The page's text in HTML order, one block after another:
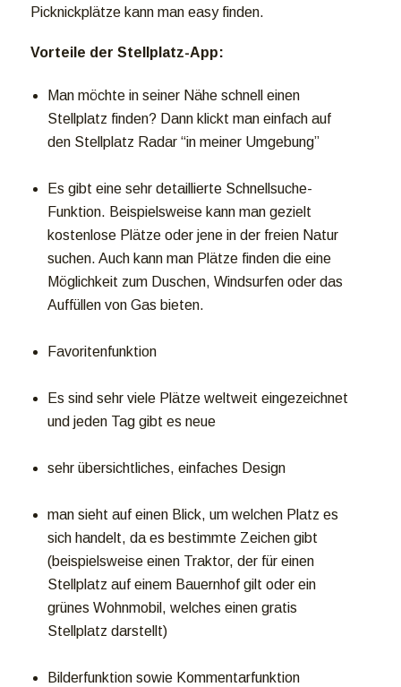
Picknickplätze kann man easy finden.
Vorteile der Stellplatz-App:
Man möchte in seiner Nähe schnell einen
Stellplatz finden? Dann klickt man einfach auf
den Stellplatz Radar “in meiner Umgebung”
Es gibt eine sehr detaillierte Schnellsuche-
Funktion. Beispielsweise kann man gezielt
kostenlose Plätze oder jene in der freien Natur
suchen. Auch kann man Plätze finden die eine
Möglichkeit zum Duschen, Windsurfen oder das
Auffüllen von Gas bieten.
Favoritenfunktion
Es sind sehr viele Plätze weltweit eingezeichnet
und jeden Tag gibt es neue
sehr übersichtliches, einfaches Design
man sieht auf einen Blick, um welchen Platz es
sich handelt, da es bestimmte Zeichen gibt
(beispielsweise einen Traktor, der für einen
Stellplatz auf einem Bauernhof gilt oder ein
grünes Wohnmobil, welches einen gratis
Stellplatz darstellt)
Bilderfunktion sowie Kommentarfunktion